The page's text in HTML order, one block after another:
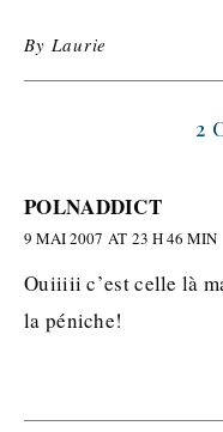
ByLaurie
2
POLNADDICT
9 MAI 2007 AT 23 H 46 MIN
Ouiiiii c’est celle là
la péniche!